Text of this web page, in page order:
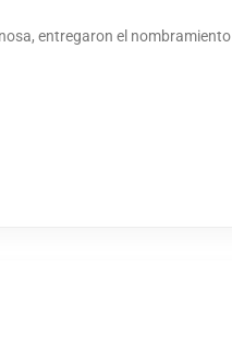
entregaron el nombramiento